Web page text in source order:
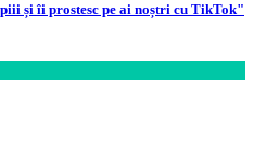
și îi prostesc pe ai noștri cu TikTok"